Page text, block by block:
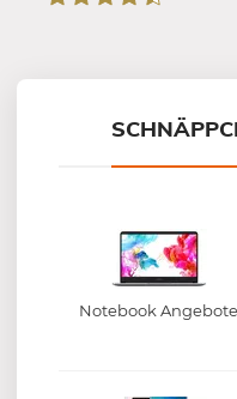
Notebook Angebote